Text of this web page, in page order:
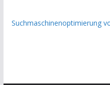
Suchmaschinenoptimierung